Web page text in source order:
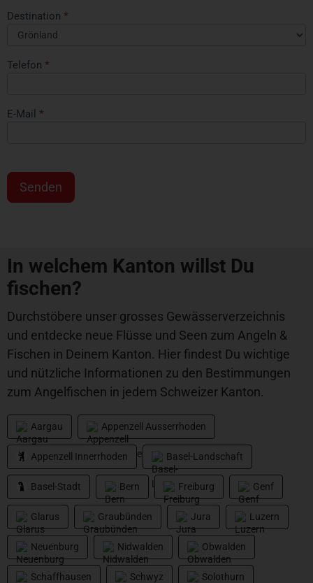
Destination *
Telefon *
E-Mail *
Senden
In welchem Kanton willst Du
fischen?
Durchstöbere unser grosses Gewässerverzeichnis
und entdecke neue Flüsse und Seen zum Angeln &
Fischen in Deinem Kanton. Hier findest Du wichtige
und nützliche Informationen zu den Bestimmungen
zum Angelfischen in jedem Schweizer Kanton.
Aargau Appenzell Ausserrhoden
Appenzell Innerrhoden Basel-Landschaft
Basel-Stadt Bern Freiburg Genf
Glarus Graubünden Jura Luzern
Neuenburg Nidwalden Obwalden
Schaffhausen Schwyz Solothurn